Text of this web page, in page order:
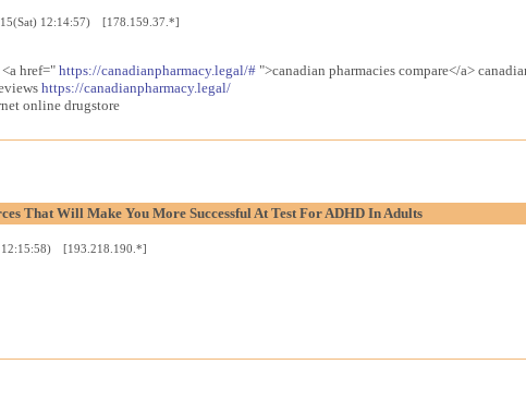
12:14:57) [178.159.37.*]
href=" https://canadianpharmacy.legal/#">canadian pharmacies compare</a>
https://canadianpharmacy.legal/
online drugstore
That Will Make You More Successful At Test For ADHD In Adults
12:15:58) [193.218.190.*]